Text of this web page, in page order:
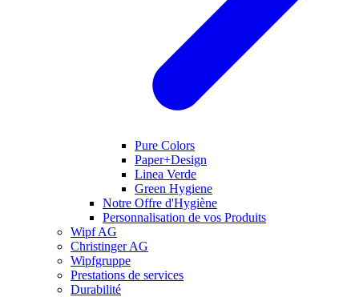
Pure Colors
Paper+Design
Linea Verde
Green Hygiene
Notre Offre d'Hygiène
Personnalisation de vos Produits
Wipf AG
Christinger AG
Wipfgruppe
Prestations de services
Durabilité